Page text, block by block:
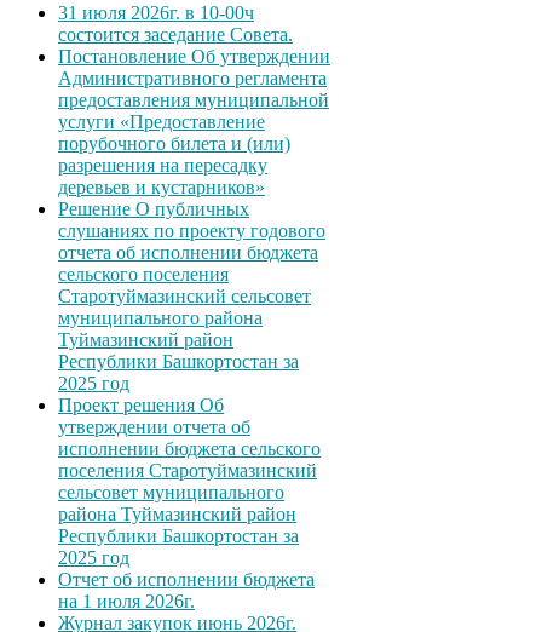
31 июля 2026г. в 10-00ч
состоится заседание Совета.
Постановление Об утверждении
Административного регламента
предоставления муниципальной
услуги «Предоставление
порубочного билета и (или)
разрешения на пересадку
деревьев и кустарников»
Решение О публичных
слушаниях по проекту годового
отчета об исполнении бюджета
сельского поселения
Старотуймазинский сельсовет
муниципального района
Туймазинский район
Республики Башкортостан за
2025 год
Проект решения Об
утверждении отчета об
исполнении бюджета сельского
поселения Старотуймазинский
сельсовет муниципального
района Туймазинский район
Республики Башкортостан за
2025 год
Отчет об исполнении бюджета
на 1 июля 2026г.
Журнал закупок июнь 2026г.